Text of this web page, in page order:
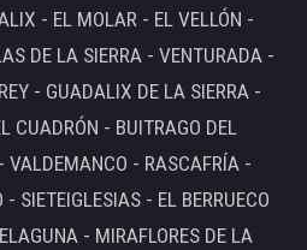
- EL MOLAR - EL VELLÓN -
DE LA SIERRA - VENTURADA -
- GUADALIX DE LA SIERRA -
CUADRÓN - BUITRAGO DEL
VALDEMANCO - RASCAFRÍA -
- SIETEIGLESIAS - EL BERRUECO
- MIRAFLORES DE LA